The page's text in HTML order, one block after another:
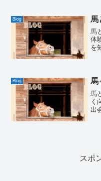
Blog 馬
馬
体
を
Blog 馬
馬
く
出
スポ